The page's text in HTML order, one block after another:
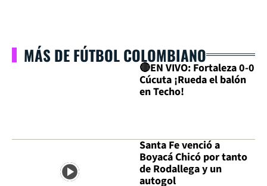
MÁS DE FÚTBOL COLOMBIANO
🔴EN VIVO: Fortaleza 0-0
Cúcuta ¡Rueda el balón
en Techo!
Santa Fe venció a
Boyacá Chicó por tanto
de Rodallega y un
autogol